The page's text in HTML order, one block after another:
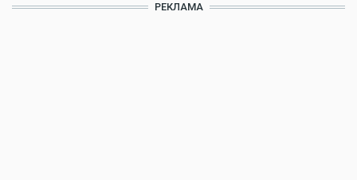
РЕКЛАМА